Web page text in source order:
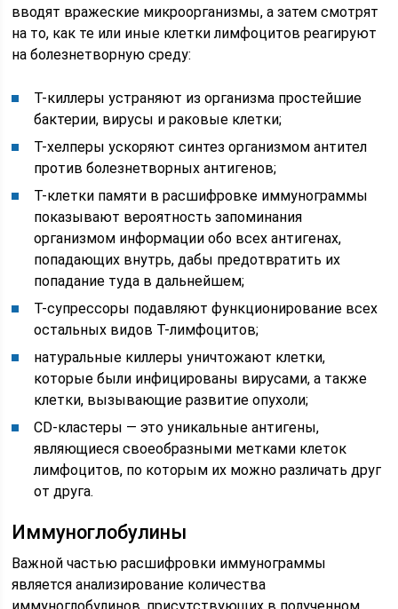
вводят вражеские микроорганизмы, а затем смотрят
на то, как те или иные клетки лимфоцитов реагируют
на болезнетворную среду:
Т-киллеры устраняют из организма простейшие
бактерии, вирусы и раковые клетки;
Т-хелперы ускоряют синтез организмом антител
против болезнетворных антигенов;
Т-клетки памяти в расшифровке иммунограммы
показывают вероятность запоминания
организмом информации обо всех антигенах,
попадающих внутрь, дабы предотвратить их
попадание туда в дальнейшем;
Т-супрессоры подавляют функционирование всех
остальных видов Т-лимфоцитов;
натуральные киллеры уничтожают клетки,
которые были инфицированы вирусами, а также
клетки, вызывающие развитие опухоли;
CD-кластеры — это уникальные антигены,
являющиеся своеобразными метками клеток
лимфоцитов, по которым их можно различать друг
от друга.
Иммуноглобулины
Важной частью расшифровки иммунограммы
является анализирование количества